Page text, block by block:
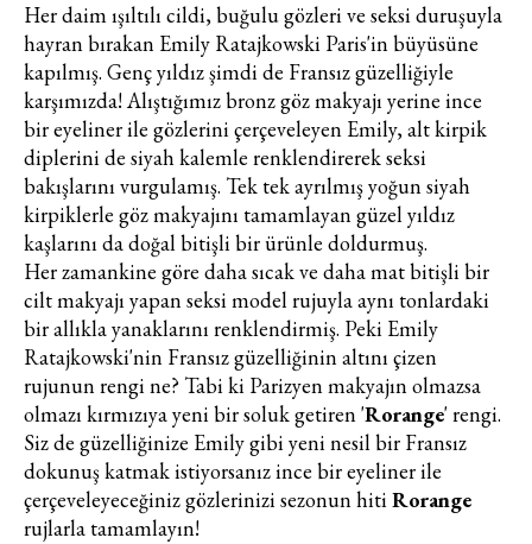
Her daim ışıltılı cildi, buğulu gözleri ve seksi duruşuyla
hayran bırakan Emily Ratajkowski Paris'in büyüsüne
kapılmış. Genç yıldız şimdi de Fransız güzelliğiyle
karşımızda! Alıştığımız bronz göz makyajı yerine ince
bir eyeliner ile gözlerini çerçeveleyen Emily, alt kirpik
diplerini de siyah kalemle renklendirerek seksi
bakışlarını vurgulamış. Tek tek ayrılmış yoğun siyah
kirpiklerle göz makyajını tamamlayan güzel yıldız
kaşlarını da doğal bitişli bir ürünle doldurmuş.
Her zamankine göre daha sıcak ve daha mat bitişli bir
cilt makyajı yapan seksi model rujuyla aynı tonlardaki
bir allıkla yanaklarını renklendirmiş. Peki Emily
Ratajkowski'nin Fransız güzelliğinin altını çizen
rujunun rengi ne? Tabi ki Parizyen makyajın olmazsa
olmazı kırmızıya yeni bir soluk getiren 'Rorange' rengi.
Siz de güzelliğinize Emily gibi yeni nesil bir Fransız
dokunuş katmak istiyorsanız ince bir eyeliner ile
çerçeveleyeceğiniz gözlerinizi sezonun hitiRorange
rujlarla tamamlayın!